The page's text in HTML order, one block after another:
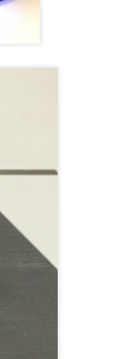
kaçıp deniz
o kadar
sevdiğim :)
temposunda
yazmıştım